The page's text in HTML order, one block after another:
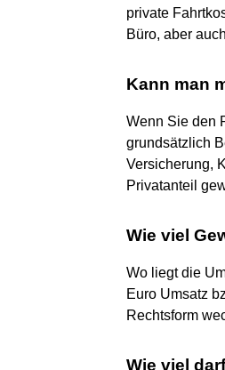
private
Büro, aber
Kann man
Wenn Sie den
grundsätzlich
Versicherung,
Privatanteil
Wie viel
Wo liegt die
Euro Umsatz
Rechtsform
Wie viel